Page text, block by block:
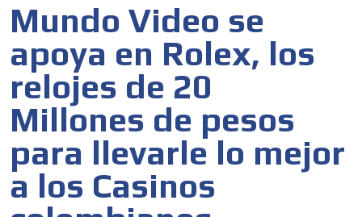
Mundo Video se
apoya en Rolex, los
relojes de 20
Millones de pesos
para llevarle lo mejor
a los Casinos